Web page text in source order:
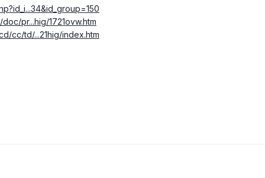
pr...hig/1721ovw.htm
cc/td/...21hig/index.htm